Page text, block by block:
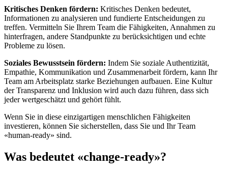
Kritisches Denken fördern: Kritisches Denken bedeutet,
Informationen zu analysieren und fundierte Entscheidungen zu
treffen. Vermitteln Sie Ihrem Team die Fähigkeiten, Annahmen zu
hinterfragen, andere Standpunkte zu berücksichtigen und echte
Probleme zu lösen.
Soziales Bewusstsein fördern: Indem Sie soziale Authentizität,
Empathie, Kommunikation und Zusammenarbeit fördern, kann Ihr
Team am Arbeitsplatz starke Beziehungen aufbauen. Eine Kultur
der Transparenz und Inklusion wird auch dazu führen, dass sich
jeder wertgeschätzt und gehört fühlt.
Wenn Sie in diese einzigartigen menschlichen Fähigkeiten
investieren, können Sie sicherstellen, dass Sie und Ihr Team
«human-ready» sind.
Was bedeutet «change-ready»?